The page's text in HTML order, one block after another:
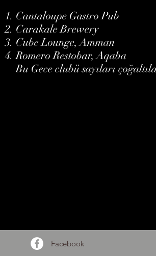
Cantaloupe Gastro Pub
Carakale Brewery
Cube Lounge, Amman
Romero Restobar, Aqaba
Bu Gece clubü sayıları
Facebook